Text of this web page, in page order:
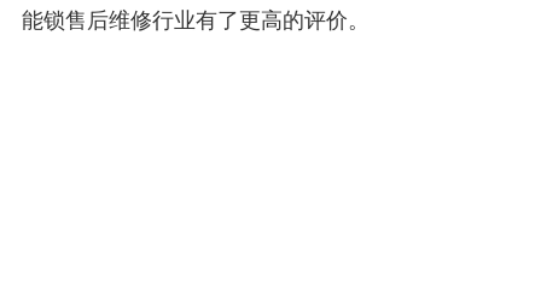
能锁售后维修行业有了更高的评价。